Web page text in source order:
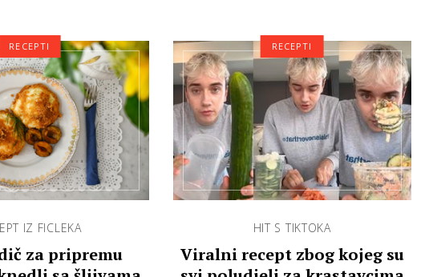
IZ FICLEKA
za pripremu
RECEPTI
HIT S TIKTOKA
Viralni recept zbog kojeg su
RECEPTI